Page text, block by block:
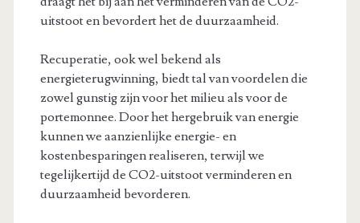
uitstoot en bevordert het de duurzaamheid.
Recuperatie, ook wel bekend als
energieterugwinning, biedt tal van voordelen die
zowel gunstig zijn voor het milieu als voor de
portemonnee. Door het hergebruik van energie
kunnen we aanzienlijke energie- en
kostenbesparingen realiseren, terwijl we
tegelijkertijd de CO2-uitstoot verminderen en
duurzaamheid bevorderen.